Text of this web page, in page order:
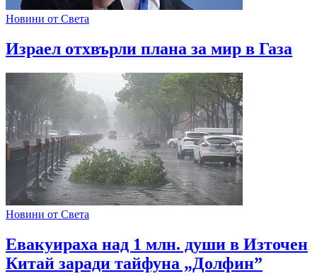
Новини от Света
Израел отхвърли плана за мир в Газа
Новини от Света
Евакуираха над 1 млн. души в Източен
Китай заради тайфуна „Долфин”